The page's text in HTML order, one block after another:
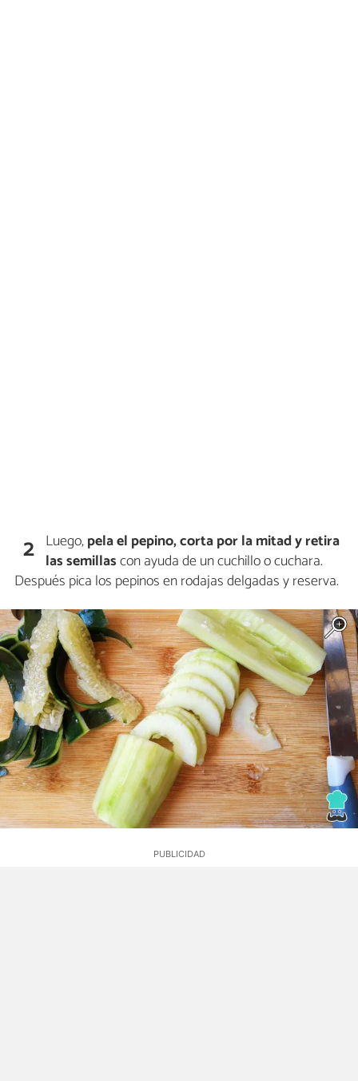
2 Luego,pela el pepino, corta por la mitad y retira
las semillascon ayuda de un cuchillo o cuchara.
Después pica los pepinos en rodajas delgadas y reserva.